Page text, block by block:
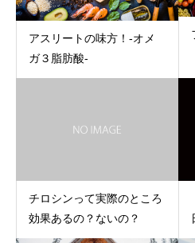
アスリートの味方！-オメ
ガ３脂肪酸-
チロシンって実際のところ
効果あるの？ないの？